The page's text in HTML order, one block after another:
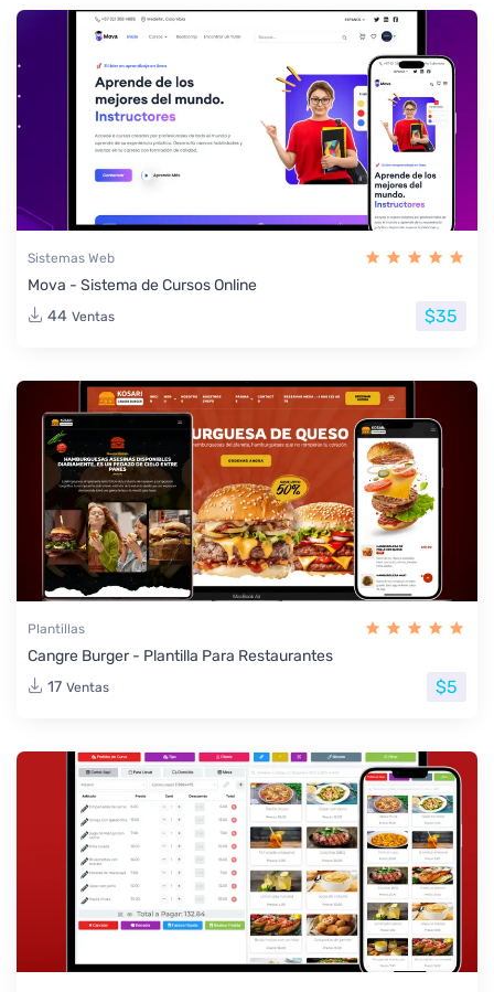
Sistemas Web
Mova - Sistema de Cursos Online
44 Ventas $35
Plantillas
Cangre Burger - Plantilla Para Restaurantes
17 Ventas $5